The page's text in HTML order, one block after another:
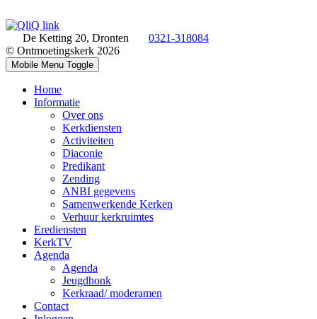
De Ketting 20, Dronten
0321-318084
© Ontmoetingskerk 2026
Mobile Menu Toggle
Home
Informatie
Over ons
Kerkdiensten
Activiteiten
Diaconie
Predikant
Zending
ANBI gegevens
Samenwerkende Kerken
Verhuur kerkruimtes
Erediensten
KerkTV
Agenda
Agenda
Jeugdhonk
Kerkraad/ moderamen
Contact